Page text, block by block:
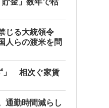
金」数年で枯
じる大統領令
人らの渡米を問
」 相次ぐ家賃
通勤時間減らし